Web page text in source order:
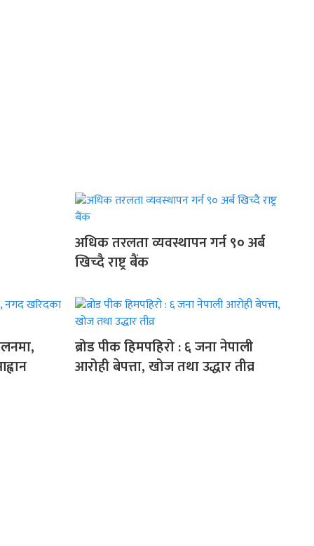
अधिक तरलता व्यवस्थापन गर्न ९० अर्ब
खिच्दै राष्ट्र बैंक
ब्रोड पीक हिमपहिरो : ६ जना नेपाली
आरोही बेपत्ता, खोज तथा उद्धार तीव्र